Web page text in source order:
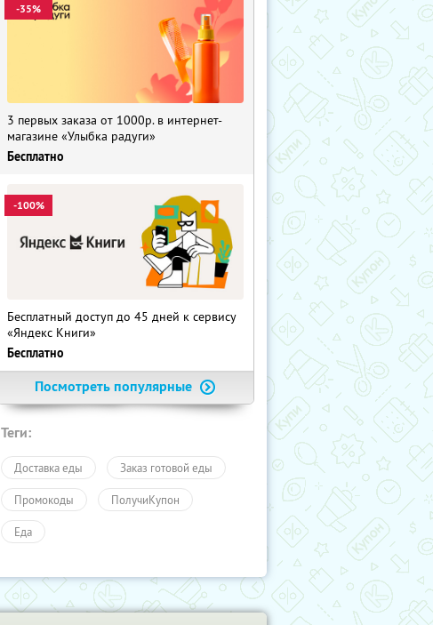
-35%
3 первых заказа от 1000р. в интернет-
магазине «Улыбка радуги»
Бесплатно
-100%
Бесплатный доступ до 45 дней к сервису
«Яндекс Книги»
Бесплатно
Посмотреть популярные
Теги:
Доставка еды Заказ готовой еды
Промокоды ПолучиКупон
Еда